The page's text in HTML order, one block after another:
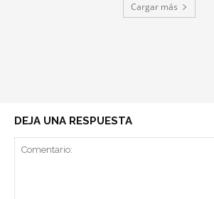
Cargar más
DEJA UNA RESPUESTA